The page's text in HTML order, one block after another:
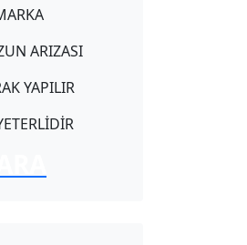
ARIZASI
YAPILIR